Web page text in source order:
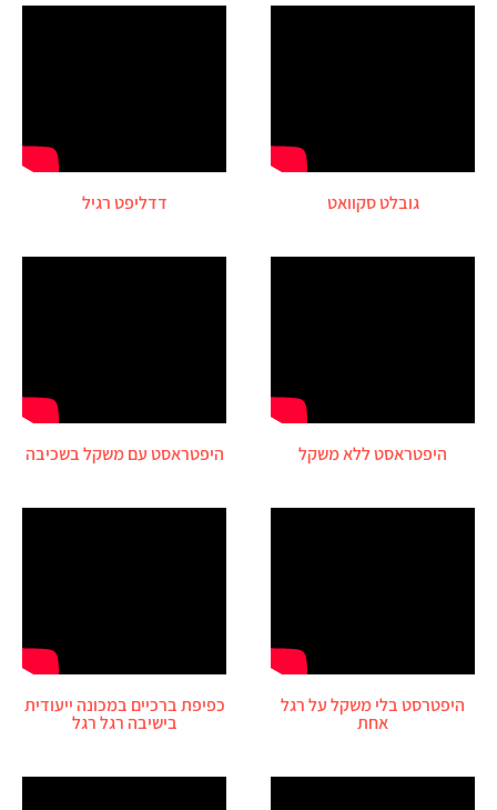
גובלט סקוואט דדליפט רגיל
היפטראסט ללא משקל היפטראסט עם משקל בשכיבה
היפטרסט בלי משקל על רגל
אחת
כפיפת ברכיים במכונה ייעודית
בישיבה רגל רגל